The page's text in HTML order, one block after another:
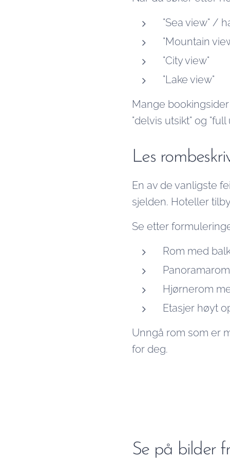
"Sea view" /
"Mountain
"City view"
"Lake view"
Mange
"delvis utsikt" og "full
Les
En av de vanligste
sjelden. Hoteller
Se etter
Rom med
Panoramarom
Hjørnerom
Etasjer høyt
Unngå rom som er
for deg.
Se på bilder